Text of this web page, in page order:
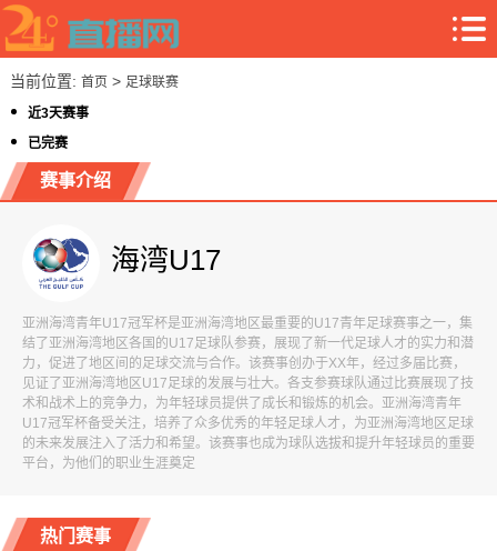
当前位置: 首页> 足球联赛
近3天赛事
已完赛
赛事介绍
海湾U17
亚洲海湾青年U17冠军杯是亚洲海湾地区最重要的U17青年足球赛事之一，集
结了亚洲海湾地区各国的U17足球队参赛，展现了新一代足球人才的实力和潜
力，促进了地区间的足球交流与合作。该赛事创办于XX年，经过多届比赛，
见证了亚洲海湾地区U17足球的发展与壮大。各支参赛球队通过比赛展现了技
术和战术上的竞争力，为年轻球员提供了成长和锻炼的机会。亚洲海湾青年
U17冠军杯备受关注，培养了众多优秀的年轻足球人才，为亚洲海湾地区足球
的未来发展注入了活力和希望。该赛事也成为球队选拔和提升年轻球员的重要
平台，为他们的职业生涯奠定
热门赛事